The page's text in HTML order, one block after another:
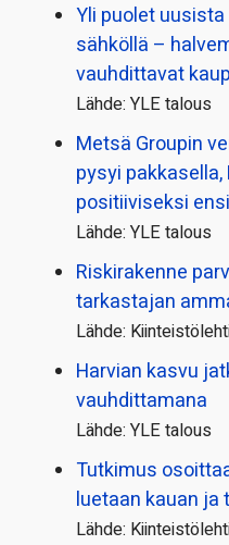
Yli puolet
sähköllä –
vauhdittavat
Lähde: YLE talous
Metsä Groupin
pysyi
positiiviseksi
Lähde: YLE talous
Riskirakenne
tarkastajan
Lähde:
Harvian kasvu
vauhdittamana
Lähde: YLE talous
Tutkimus
luetaan kauan ja
Lähde: